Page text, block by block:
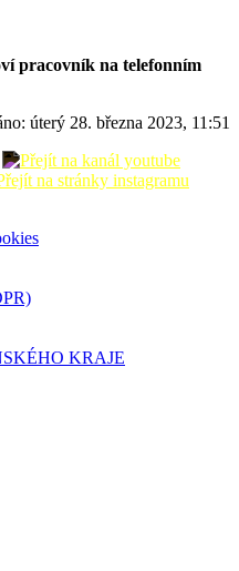
pracovník na telefonním
úterý 28. března 2023, 11:51
KRAJE